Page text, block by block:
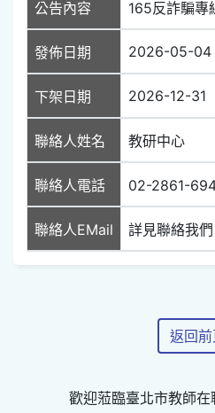
公告內容
165反詐騙專
發佈日期 2026-05-04
下架日期 2026-12-31
聯絡人姓名 教研中心
聯絡人電話 02-2861-
聯絡人EMail 詳見聯絡我們
返回前
歡迎蒞臨臺北市教師